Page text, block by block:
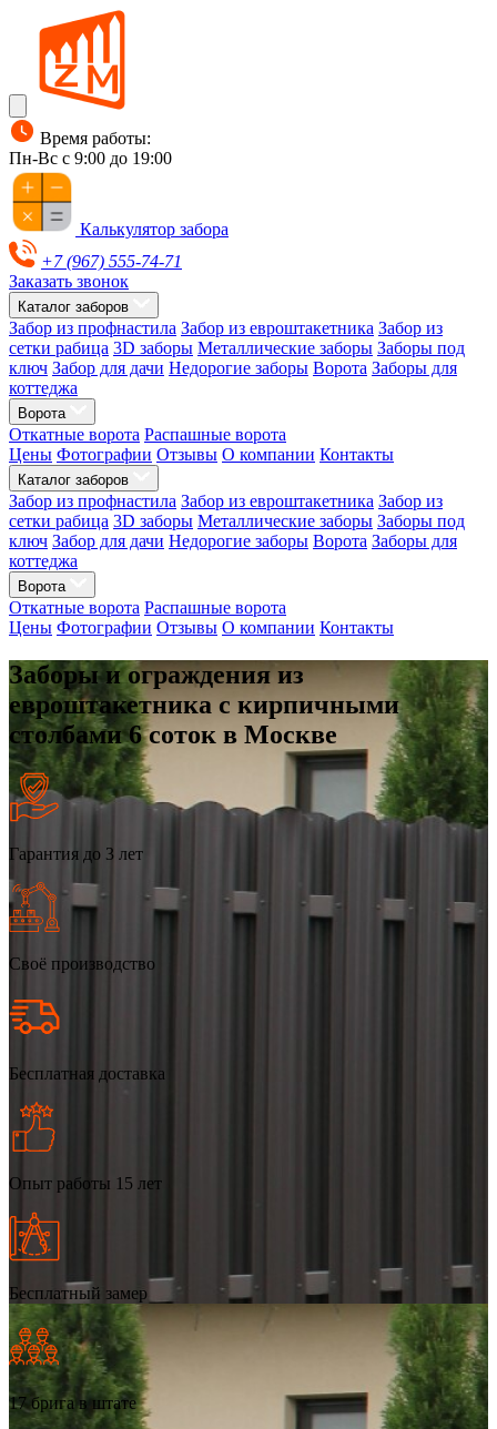
Время работы:
Пн-Вс с 9:00 до 19:00
Калькулятор забора
+7 (967) 555-74-71
Заказать звонок
Каталог заборов
Забор из профнастила Забор из евроштакетника Забор из
сетки рабица 3D заборы Металлические заборы Заборы под
ключ Забор для дачи Недорогие заборы Ворота Заборы для
коттеджа
Ворота
Откатные ворота Распашные ворота
Цены Фотографии Отзывы О компании Контакты
Каталог заборов
Забор из профнастила Забор из евроштакетника Забор из
сетки рабица 3D заборы Металлические заборы Заборы под
ключ Забор для дачи Недорогие заборы Ворота Заборы для
коттеджа
Ворота
Откатные ворота Распашные ворота
Цены Фотографии Отзывы О компании Контакты
Заборы и ограждения из
евроштакетника с кирпичными
столбами 6 соток в Москве
Гарантия до 3 лет
Своё производство
Бесплатная доставка
Опыт работы 15 лет
Бесплатный замер
17 брига в штате